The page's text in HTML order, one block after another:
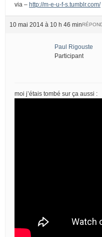
via – http://m-e-u-f-s.tumblr.com/
10 mai 2014 à 10 h 46 min
Paul Rigouste
Participant
moi j’étais tombé sur ça aussi :